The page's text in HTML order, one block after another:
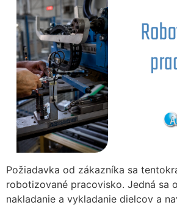
Požiadavka od zákazníka sa
robotizované pracovisko. Jedná sa
nakladanie a vykladanie dielcov a